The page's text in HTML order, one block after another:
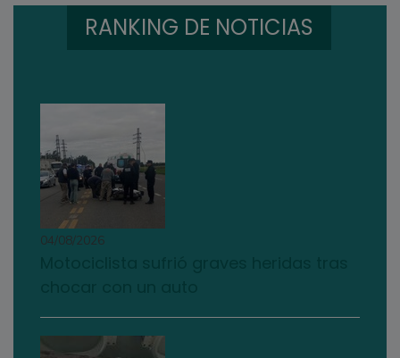
RANKING DE NOTICIAS
04/08/2026